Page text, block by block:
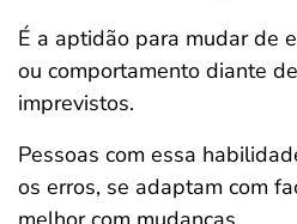
É a aptidão para mudar de
ou comportamento diante
imprevistos.
Pessoas com essa
os erros, se adaptam com